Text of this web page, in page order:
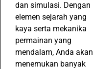
dan simulasi. Dengan
elemen sejarah yang
kaya serta mekanika
permainan yang
mendalam, Anda akan
menemukan banyak